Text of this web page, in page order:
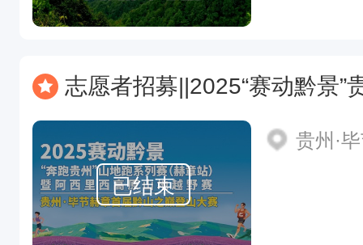
志愿者招募||2025“赛动黔景”贵州·毕节赫
已结束
贵州·